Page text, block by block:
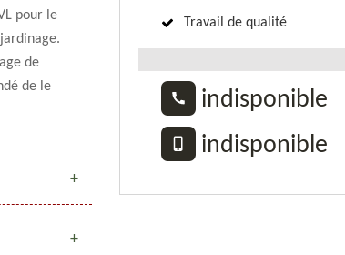
pour le
de
de le
Travail de qualité
indisponible
indisponible